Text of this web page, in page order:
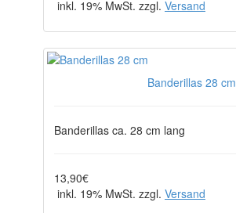
inkl. 19% MwSt. zzgl. Versand
Banderillas 28 cm
Banderillas ca. 28 cm lang
13,90€
inkl. 19% MwSt. zzgl. Versand